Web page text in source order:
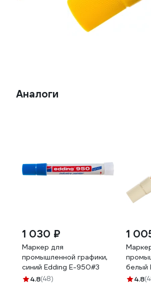
Аналоги
1 030 ₽
Маркер для
промышленной графики,
синий Edding E-950#3
4.8(48)
1
белый
4.8